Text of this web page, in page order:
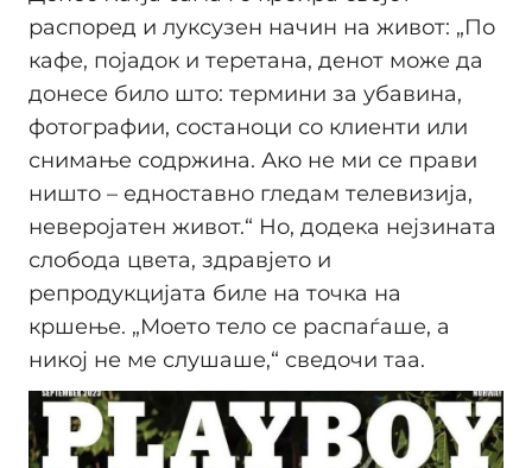
распоред и луксузен начин на живот: „По
кафе, појадок и теретана, денот може да
донесе било што: термини за убавина,
фотографии, состаноци со клиенти или
снимање содржина. Ако не ми се прави
ништо – едноставно гледам телевизија,
неверојатен живот.“ Но, додека нејзината
слобода цвета, здравјето и
репродукцијата биле на точка на
кршење. „Моето тело се распаѓаше, а
никој не ме слушаше,“ сведочи таа.